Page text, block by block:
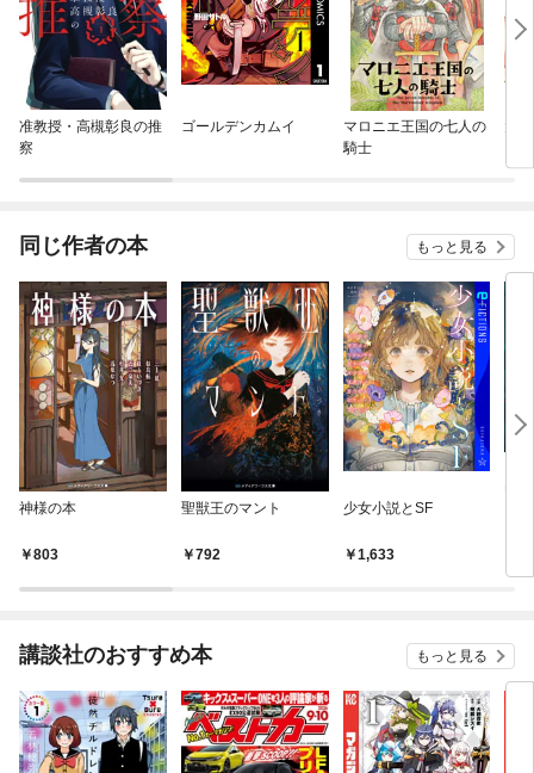
准教授・高槻彰良の推
察
ゴールデンカムイ
マロニエ王国の七人の
騎士
同じ作者の本 もっと見る
神様の本
803
聖獣王のマント
792
少女小説とSF
1,633
講談社のおすすめ本 もっと見る